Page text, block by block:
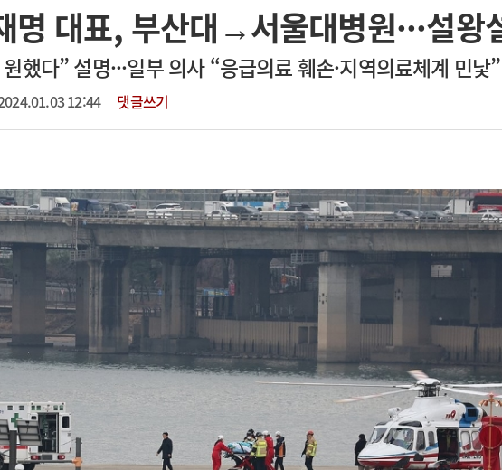
회사소개 법적고지 광고안내
교원 및 전임의 초빙
~2026-08-31
년 하반기 인턴 모집
채용시까지
명 대표, 부산대→서울대병원···설왕
했다” 설명···일부 의사 “응급의료 훼손·지역의료체계 민낯
12:44 댓글쓰기